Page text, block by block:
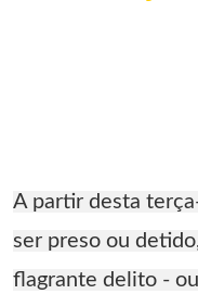
A partir desta
ser preso ou
flagrante delito -